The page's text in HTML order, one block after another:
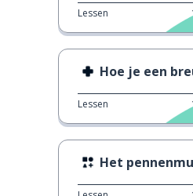
Lessen
Hoe je een
Lessen
Het